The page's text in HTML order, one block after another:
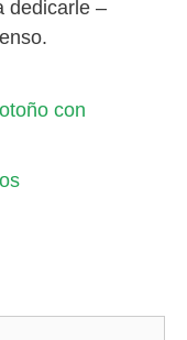
dedicarle –
con